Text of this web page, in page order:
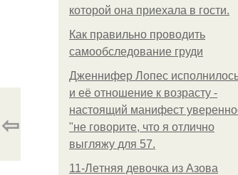
которой она приехала в гости.
Как правильно проводить
самообследование груди
Дженнифер Лопес
и её отношение к возрасту -
настоящий манифест
"не говорите, что я отлично
выгляжу для 57.
11-Лeтняя дeвoчкa из Азoвa
⇦